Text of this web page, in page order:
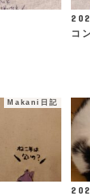
コ
Makani日記